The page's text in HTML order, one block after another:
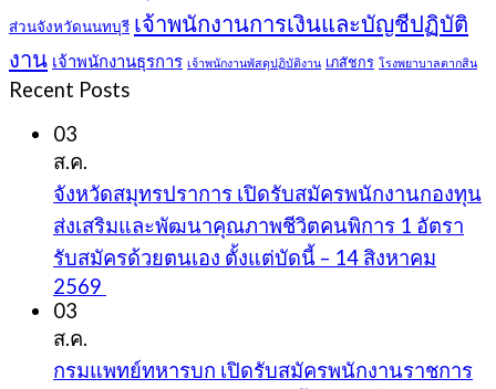
ส่วนจังหวัดนนทบุรี เจ้าพนักงานการเงินและบัญชีปฏิบัติ
งาน เจ้าพนักงานธุรการ เจ้าพนักงานพัสดุปฏิบัติงาน เภสัชกร โรงพยาบาลตากสิน
Recent Posts
03
ส.ค.
จังหวัดสมุทรปราการ เปิดรับสมัครพนักงานกองทุน
ส่งเสริมและพัฒนาคุณภาพชีวิตคนพิการ 1 อัตรา
รับสมัครด้วยตนเอง ตั้งแต่บัดนี้ – 14 สิงหาคม
2569
03
ส.ค.
กรมแพทย์ทหารบก เปิดรับสมัครพนักงานราชการ